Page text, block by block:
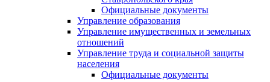
Официальные документы
Управление образования
Управление имущественных и земельных
отношений
Управление труда и социальной защиты
населения
Официальные документы